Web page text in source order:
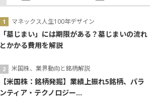
マネックス人生100年デザイン
「墓じまい」には期限がある？墓じまいの流れ
とかかる費用を解説
米国株、業界動向と銘柄解説
【米国株：銘柄発掘】業績上振れ5銘柄、パラ
ンティア・テクノロジー...